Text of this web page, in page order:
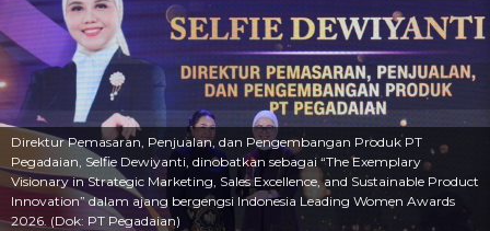
Direktur Pemasaran, Penjualan, dan Pengembangan Produk PT
Pegadaian, Selfie Dewiyanti, dinobatkan sebagai “The Exemplary
Visionary in Strategic Marketing, Sales Excellence, and Sustainable Product
Innovation” dalam ajang bergengsi Indonesia Leading Women Awards
2026. (Dok: PT Pegadaian)